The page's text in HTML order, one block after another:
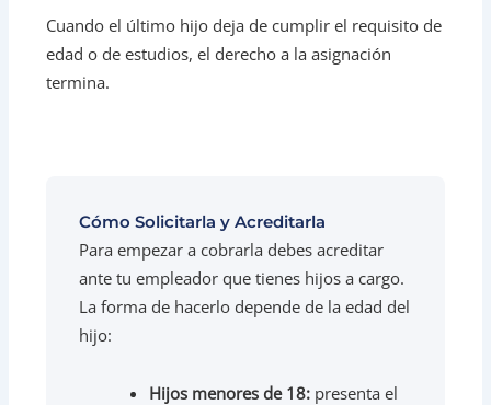
Cuando el último hijo deja de cumplir el requisito de
edad o de estudios, el derecho a la asignación
termina.
Cómo Solicitarla y Acreditarla
Para empezar a cobrarla debes acreditar
ante tu empleador que tienes hijos a cargo.
La forma de hacerlo depende de la edad del
hijo:
Hijos menores de 18: presenta el